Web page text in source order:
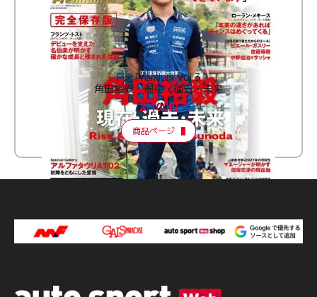
F速 Premium Vol.3
角田裕毅 現在・過去・未来
2,100円
商品ページ